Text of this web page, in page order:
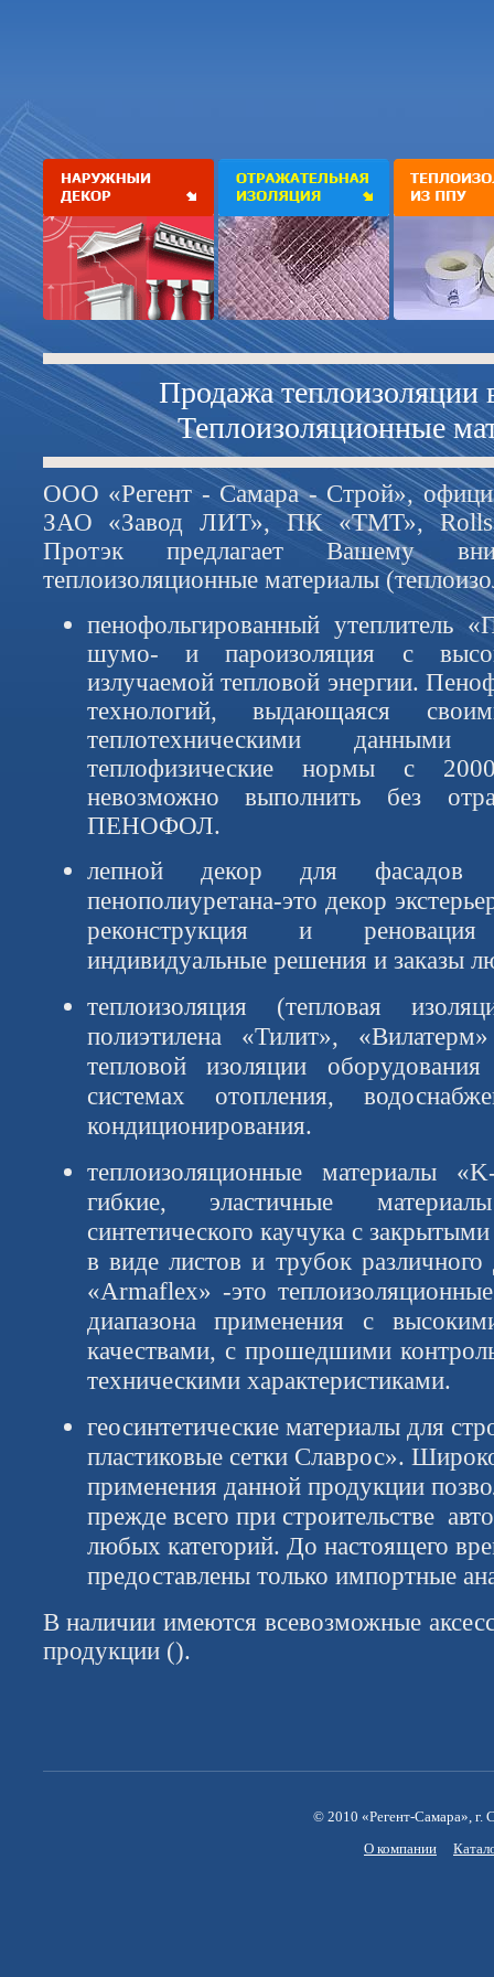
Продажа теплоизоляции
Теплоизоляционные
ООО «Регент - Самара - Строй»,
ЗАО «Завод ЛИТ», ПК «ТМТ»,
Протэк предлагает Вашему
теплоизоляционные материалы
пенофольгированный
шумо- и пароизоляция с
излучаемой тепловой энергии.
технологий, выдающаяся
теплотехническими
теплофизические нормы с
невозможно выполнить без
ПЕНОФОЛ.
лепной декор для фасадов
пенополиуретана-это декор
реконструкция и
индивидуальные решения и заказы
теплоизоляция (тепловая
полиэтилена «Тилит»,
тепловой изоляции
системах отопления,
кондиционирования.
теплоизоляционные материалы
гибкие, эластичные
синтетического каучука с
в виде листов и трубок
«Armaflex» -это
диапазона применения с
качествами, с прошедшими
техническими характеристиками.
геосинтетические материалы для
пластиковые сетки Славрос».
применения данной продукции
прежде всего при строительстве
любых категорий. До настоящего
предоставлены только импортные
В наличии имеются всевозможные
продукции ().
© 2010 «Регент-Самара», г.
О компании